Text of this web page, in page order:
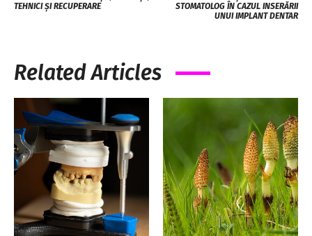
TEHNICI ȘI RECUPERARE
STOMATOLOG ÎN CAZUL INSERĂRII
UNUI IMPLANT DENTAR
Related Articles